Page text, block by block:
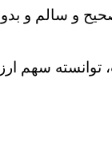
و سالم و
سهم